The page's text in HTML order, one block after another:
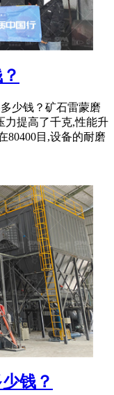
少钱？矿石雷蒙磨
力提高了千克,性能升
80400目,设备的耐磨
钱？